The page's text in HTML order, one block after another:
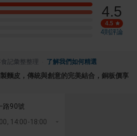
4.5
4.5
4則評論
記彙整整理 了解我們如何精選
麵皮，傳統與創意的完美結合，銅板價享
路90號
14:00-18:00